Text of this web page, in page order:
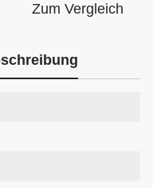
Zum Vergleich